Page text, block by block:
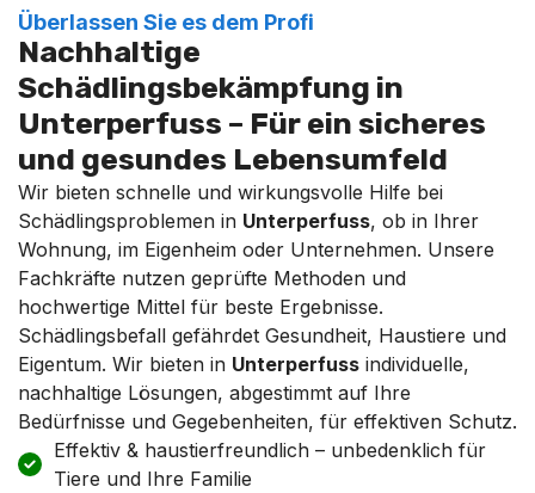
Überlassen Sie es dem Profi
Nachhaltige
Schädlingsbekämpfung in
Unterperfuss – Für ein sicheres
und gesundes Lebensumfeld
Wir bieten schnelle und wirkungsvolle Hilfe bei
Schädlingsproblemen in Unterperfuss, ob in Ihrer
Wohnung, im Eigenheim oder Unternehmen. Unsere
Fachkräfte nutzen geprüfte Methoden und
hochwertige Mittel für beste Ergebnisse.
Schädlingsbefall gefährdet Gesundheit, Haustiere und
Eigentum. Wir bieten in Unterperfuss individuelle,
nachhaltige Lösungen, abgestimmt auf Ihre
Bedürfnisse und Gegebenheiten, für effektiven Schutz.
Effektiv & haustierfreundlich – unbedenklich für
Tiere und Ihre Familie